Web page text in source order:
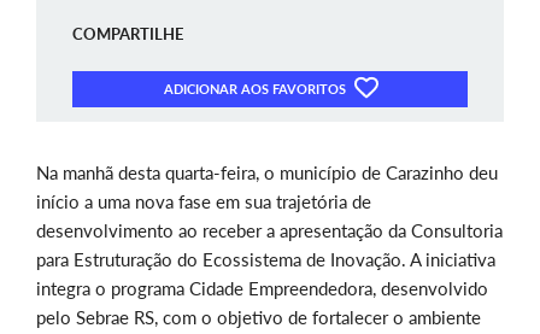
COMPARTILHE
ADICIONAR AOS FAVORITOS
Na manhã desta quarta-feira, o município de Carazinho deu
início a uma nova fase em sua trajetória de
desenvolvimento ao receber a apresentação da Consultoria
para Estruturação do Ecossistema de Inovação. A iniciativa
integra o programa Cidade Empreendedora, desenvolvido
pelo Sebrae RS, com o objetivo de fortalecer o ambiente